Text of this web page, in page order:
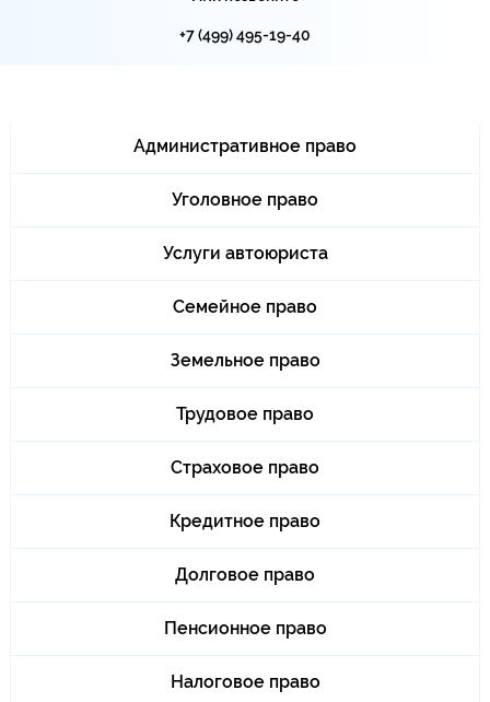
+7 (499) 495-19-40
Административное право
Уголовное право
Услуги автоюриста
Семейное право
Земельное право
Трудовое право
Страховое право
Кредитное право
Долговое право
Пенсионное право
Налоговое право